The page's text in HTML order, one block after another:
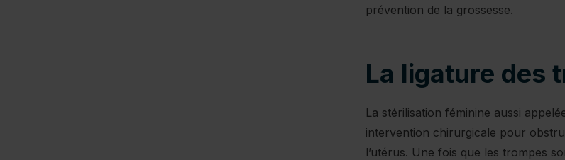
prévention de la grossesse.
La ligature des
La stérilisation féminine aussi
intervention chirurgicale pour
l’utérus. Une fois que les trompes